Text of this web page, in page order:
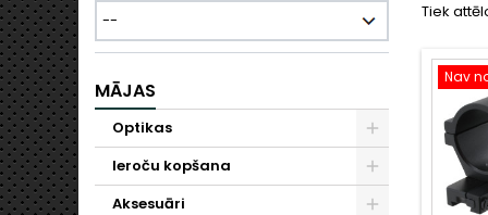
MĀJAS
Optikas
Ieroču kopšana
Aksesuāri
Tiek
Nav